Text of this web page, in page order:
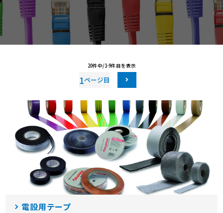
20件中/1-9件目を表示
1
電設用テープ